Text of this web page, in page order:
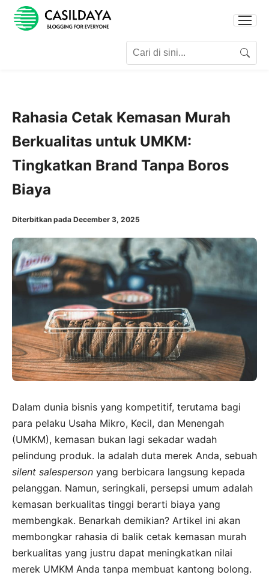
Search
Rahasia Cetak Kemasan Murah
Berkualitas untuk UMKM:
Tingkatkan Brand Tanpa Boros
Biaya
Diterbitkan pada December 3, 2025
Dalam dunia bisnis yang kompetitif, terutama bagi
para pelaku Usaha Mikro, Kecil, dan Menengah
(UMKM), kemasan bukan lagi sekadar wadah
pelindung produk. Ia adalah duta merek Anda, sebuah
silent salesperson yang berbicara langsung kepada
pelanggan. Namun, seringkali, persepsi umum adalah
kemasan berkualitas tinggi berarti biaya yang
membengkak. Benarkah demikian? Artikel ini akan
membongkar rahasia di balik cetak kemasan murah
berkualitas yang justru dapat meningkatkan nilai
merek UMKM Anda tanpa membuat kantong bolong.